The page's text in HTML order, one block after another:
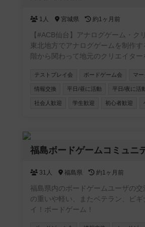
1人 宮城県 約1ヶ月前
【#ACB仙台】アナログゲーム・
東北地方でアナログゲームを制作
階から関わって地元のクリエイター
ィ!!
テストプレイ会 ボードゲーム会 マ
情報交換 平日/昼に活動 平日/夜に活
社会人歓迎 学生歓迎 初心者歓迎
福島ボードゲームコミュニ
31人 福島県 約1ヶ月前
福島県内のボードゲームユーザの
の重いや軽い、またベテラン、ビ
イ！ボードゲーム！